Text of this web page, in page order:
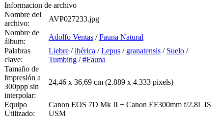
Informacion de archivo
Nombre del
archivo:
AVP027233.jpg
Nombre de
álbum:
Adolfo Ventas /Fauna Natural
Palabras
clave:
Liebre /ibérica /Lepus / granatensis / Suelo /
Tumbing /#Fauna
Tamaño de
Impresión a
300ppp sin
interpolar:
24,46 x 36,69 cm (2.889 x 4.333 pixels)
Equipo
Utilizado:
Canon EOS 7D Mk II + Canon EF300mm f/2.8L IS
USM